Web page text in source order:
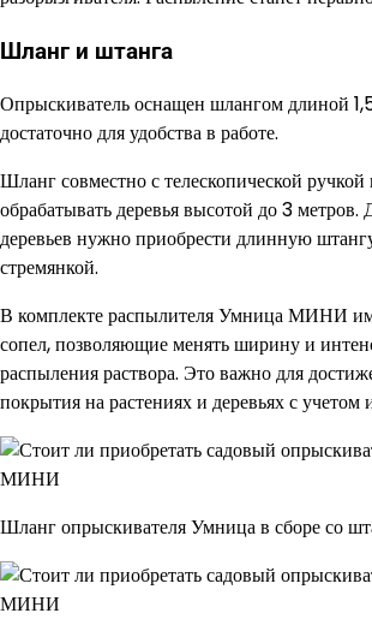
Шланг и штанга
Опрыскиватель оснащен шлангом длиной
достаточно для удобства в работе.
Шланг совместно с телескопической
обрабатывать деревья высотой до 3 метров.
деревьев нужно приобрести длинную
стремянкой.
В комплекте распылителя Умница МИНИ
сопел, позволяющие менять ширину и
распыления раствора. Это важно для
покрытия на растениях и деревьях с учетом
Шланг опрыскивателя Умница в сборе со